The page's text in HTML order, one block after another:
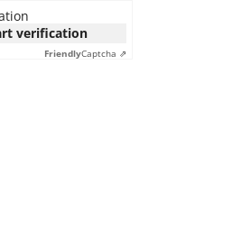
verification
FriendlyCaptcha ⇗